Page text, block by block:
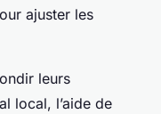
ajuster les
leurs
local, l’aide de